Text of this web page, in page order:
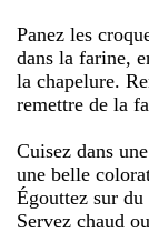
Panez les
dans la farine,
la chapelure.
remettre de la
Cuisez dans
une belle
Égouttez sur du
Servez chaud